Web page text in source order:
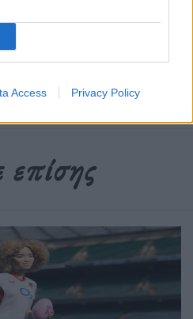
Access Privacy Policy
Ποδόσφαιρο
επίσης